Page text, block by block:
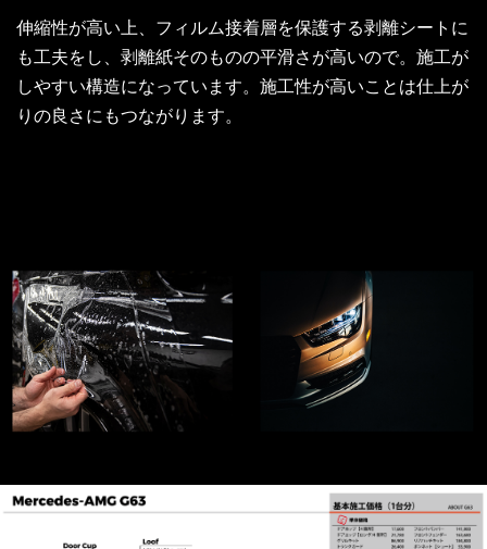
伸縮性が高い上、フィルム接着層を保護する剥離シートに
も工夫をし、剥離紙そのものの平滑さが高いので。施工が
しやすい構造になっています。施工性が高いことは仕上が
りの良さにもつながります。